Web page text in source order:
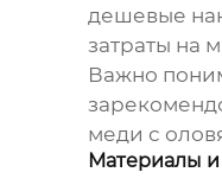
дешевые
затраты на
Важно
меди с
Материалы и